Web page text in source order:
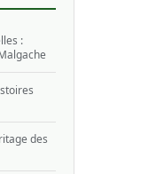
:
des